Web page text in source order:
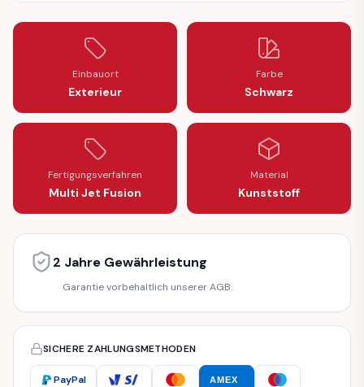
Einbauort
Exterieur
Farbe
Schwarz
Fertigungsverfahren
Multi Jet Fusion
Material
Kunststoff
2 Jahre Gewährleistung
Garantie vorbehaltlich unserer AGB.
SICHERE ZAHLUNGSMETHODEN
PayPal AMEX